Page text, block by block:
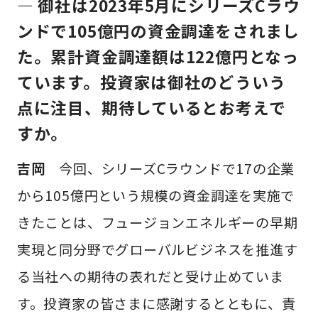
— 御社は2023年5月にシリーズCラウ
ンドで105億円の資金調達をされまし
た。累計資金調達額は122億円となっ
ています。投資家は御社のどういう
点に注目、期待しているとお考えで
すか。
吉岡 今回、シリーズCラウンドで17の企業
から105億円という規模の資金調達を実施で
きたことは、フュージョンエネルギーの早期
実現と同分野でグローバルビジネスを推進す
る当社への期待の表れだと受け止めていま
す。投資家の皆さまに感謝するとともに、責